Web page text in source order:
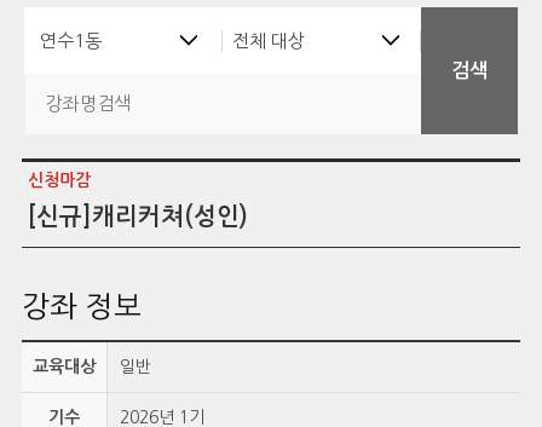
[신규]캐리커쳐(성인)
신청마감
강좌 정보
교육대상 일반
기수 2026년 1기